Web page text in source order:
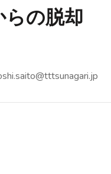
らの脱却